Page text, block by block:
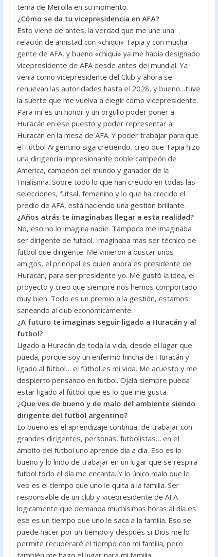
tema de Merolla en su momento.
¿Cómo se da tu vicepresidencia en AFA?
Esto viene de antes, la verdad que me une una
relación de amistad con «chiqui» Tapia y con mucha
gente de AFA, y bueno «chiqui» ya me había designado
vicepresidente de AFA desde antes del mundial. Ya
venia como vicepresidente del Club y ahora se
renuevan las autoridades hasta el 2028, y bueno…tuve
la suerte que me vuelva a elegir como vicepresidente.
Para mí es un honor y un orgullo poder poner a
Huracán en ese puesto y poder representar a
Huracán en la mesa de AFA. Y poder trabajar para que
el Fútbol Argentino siga creciendo, creo que Tapia hizo
una dirigencia impresionante doble campeón de
America, campeón del mundo y ganador de la
Finalísima. Sobre todo lo que han crecido en todas las
selecciones, futsal, femenino y lo que ha crecido el
predio de AFA, está haciendo una gestión brillante.
¿Años atrás te imaginabas llegar a esta realidad?
No, eso no lo imagina nadie. Tampoco me imaginaba
ser dirigente de futbol. Imaginaba mas ser técnico de
futbol que dirigente. Me vinieron a buscar unos
amigos, el principal es quien ahora es presidente de
Huracán, para ser presidente yo. Me gustó la idea, el
proyecto y creo que siempre nos hemos comportado
muy bien. Todo es un premio a la gestión, estamos
saneando al club económicamente.
¿A futuro te imaginas seguir ligado a Huracán y al
futbol?
Ligado a Huracán de toda la vida, desde el lugar que
pueda, porque soy un enfermo hincha de Huracán y
ligado al fútbol… el fútbol es mi vida. Me acuesto y me
despierto pensando en fútbol. Ojalá siempre pueda
estar ligado al fútbol que es lo que me gusta.
¿Que ves de bueno y de malo del ambiente siendo
dirigente del futbol argentino?
Lo bueno es el aprendizaje continua, de trabajar con
grandes dirigentes, personas, futbolistas… en el
ámbito del fútbol uno aprende día a día. Eso es lo
bueno y lo lindo de trabajar en un lugar que se respira
futbol todo el día me encanta. Y lo único malo que le
veo es el tiempo que uno le quita a la familia. Ser
responsable de un club y vicepresidente de AFA
logicamente que demanda muchísimas horas al día es
ese es un tiempo que uno le saca a la familia. Eso se
puede hacer por un tiempo y después si Dios me lo
permite recuperaré el tiempo con mi familia, pero